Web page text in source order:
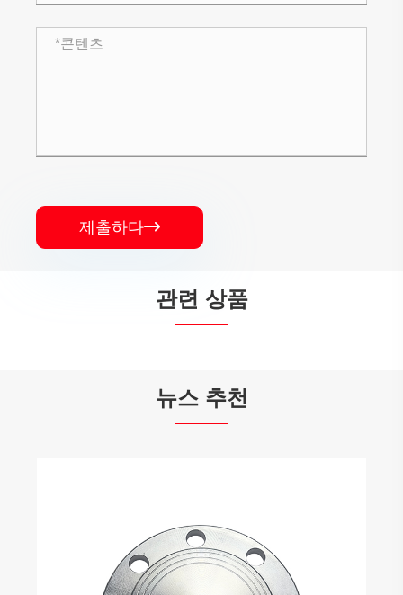
제출하다
관련 상품
뉴스 추천
파이프 라인 엔지니어링을 혁신합니다
더보기 >>